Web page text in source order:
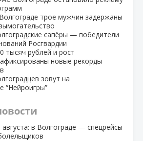
трое мужчин задержаны
сапёры — победители
Росгвардии
тысяч рублей и рост
новые рекорды
зовут на
“Нейроигры”
августа: в Волгограде — спецрейсы